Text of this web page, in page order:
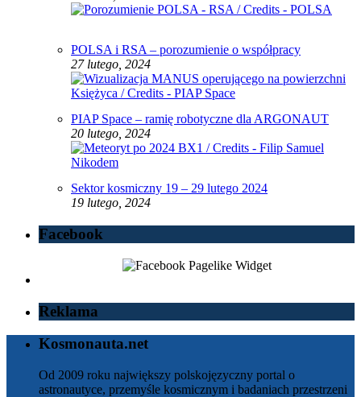
POLSA i RSA – porozumienie o współpracy
27 lutego, 2024
PIAP Space – ramię robotyczne dla ARGONAUT
20 lutego, 2024
Sektor kosmiczny 19 – 29 lutego 2024
19 lutego, 2024
Facebook
Reklama
Kosmonauta.net
Od 2009 roku największy polskojęzyczny portal o
astronautyce, przemyśle kosmicznym i badaniach przestrzeni